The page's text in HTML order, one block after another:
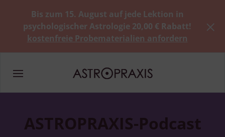
Bis zum 15. August auf jede Lektion in
psychologischer Astrologie 20,00 € Rabatt!
kostenfreie Probematerialien anfordern
ASTROPRAXIS-Podcast